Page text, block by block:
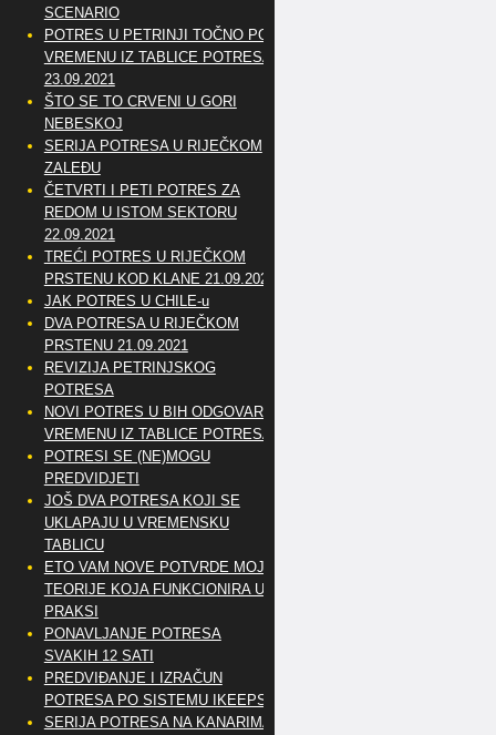
SCENARIO
POTRES U PETRINJI TOČNO PO
VREMENU IZ TABLICE POTRESA
23.09.2021
ŠTO SE TO CRVENI U GORI
NEBESKOJ
SERIJA POTRESA U RIJEČKOM
ZALEĐU
ČETVRTI I PETI POTRES ZA
REDOM U ISTOM SEKTORU
22.09.2021
TREĆI POTRES U RIJEČKOM
PRSTENU KOD KLANE 21.09.2021
JAK POTRES U CHILE-u
DVA POTRESA U RIJEČKOM
PRSTENU 21.09.2021
REVIZIJA PETRINJSKOG
POTRESA
NOVI POTRES U BIH ODGOVARA
VREMENU IZ TABLICE POTRESA
POTRESI SE (NE)MOGU
PREDVIDJETI
JOŠ DVA POTRESA KOJI SE
UKLAPAJU U VREMENSKU
TABLICU
ETO VAM NOVE POTVRDE MOJE
TEORIJE KOJA FUNKCIONIRA U
PRAKSI
PONAVLJANJE POTRESA
SVAKIH 12 SATI
PREDVIĐANJE I IZRAČUN
POTRESA PO SISTEMU IKEEPS
SERIJA POTRESA NA KANARIMA